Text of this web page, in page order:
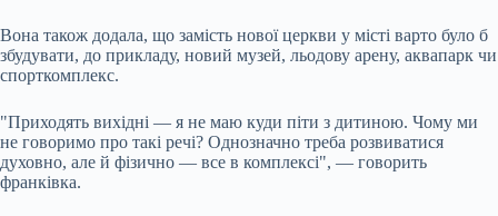
Вона також додала, що замість нової церкви у місті варто було б
збудувати, до прикладу, новий музей, льодову арену, аквапарк чи
спорткомплекс.
"Приходять вихідні — я не маю куди піти з дитиною. Чому ми
не говоримо про такі речі? Однозначно треба розвиватися
духовно, але й фізично — все в комплексі", — говорить
франківка.